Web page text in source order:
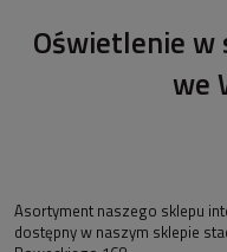
Oświetlenie
we
Asortyment naszego sklepu
dostępny w naszym sklepie